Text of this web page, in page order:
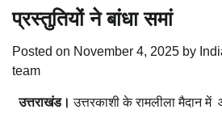
प्रस्तुतियों ने बांधा समां
Posted on November 4, 2025 by
team
उत्तराखंड। उत्तरकाशी के रामलीला मैदान में